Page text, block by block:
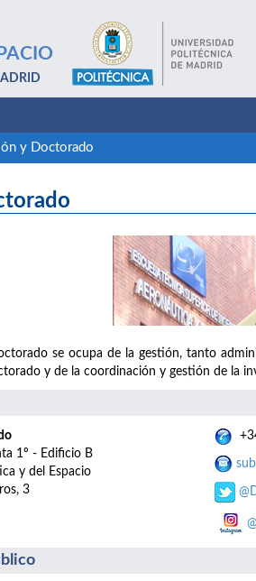
y Doctorado
se ocupa de la gestión, tanto
y de la coordinación y gestión de la
1º - Edificio B
y del Espacio
3